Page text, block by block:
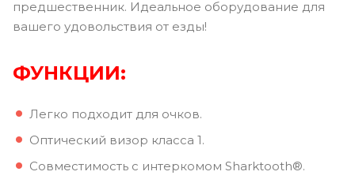
предшественник. Идеальное оборудование для
вашего удовольствия от езды!
ФУНКЦИИ:
Легко подходит для очков.
Оптический визор класса 1.
Совместимость с интеркомом Sharktooth®.